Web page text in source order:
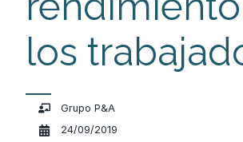
los
Grupo P&A
24/09/2019